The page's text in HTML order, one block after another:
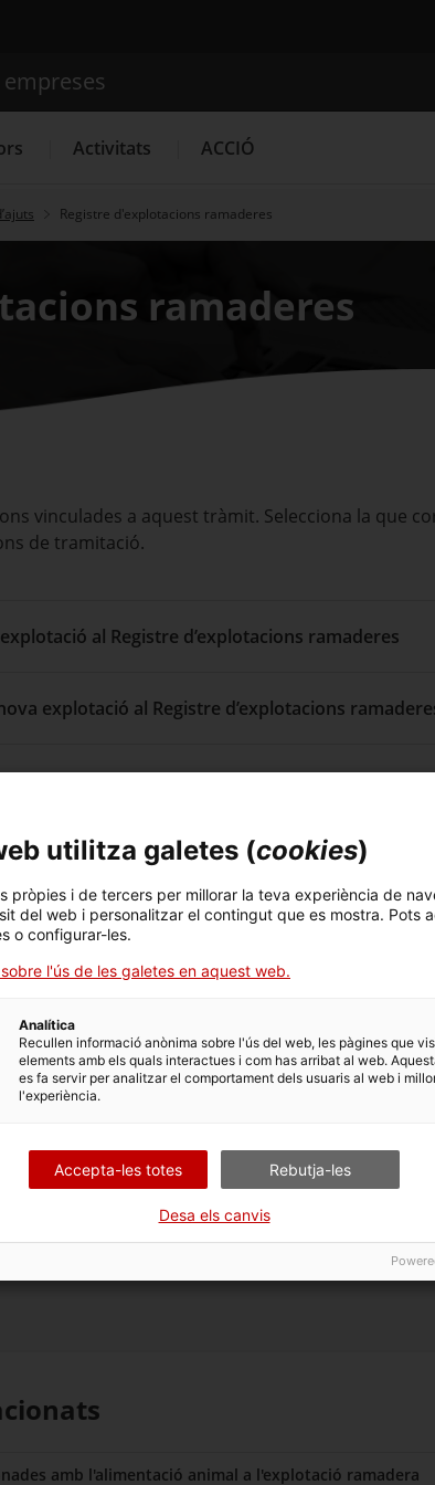
Cercador
Activitats ACCIÓ
Registre d'explotacions ramaderes
ramaderes
vinculades a aquest tràmit. Selecciona la que
de tramitació.
al Registre d’explotacions ramaderes
explotació al Registre d’explotacions
d’autoconsum
al Registre d’explotacions ramaderes
al Registre d’explotacions ramaderes
o propietat de l'explotació
amb l'alimentació animal a l'explotació ramadera
utilitza galetes (cookies)
pròpies i de tercers per millorar la teva experiència de
del web i personalitzar el contingut que es mostra. Pots
o configurar-les.
l'ús de les galetes en aquest web.
Analítica
Recullen informació anònima sobre l'ús del web, les pàgines que
elements amb els quals interactues i com has arribat al web.
es fa servir per analitzar el comportament dels usuaris al web i
l'experiència.
Accepta-les totes Rebutja-les
Desa els canvis